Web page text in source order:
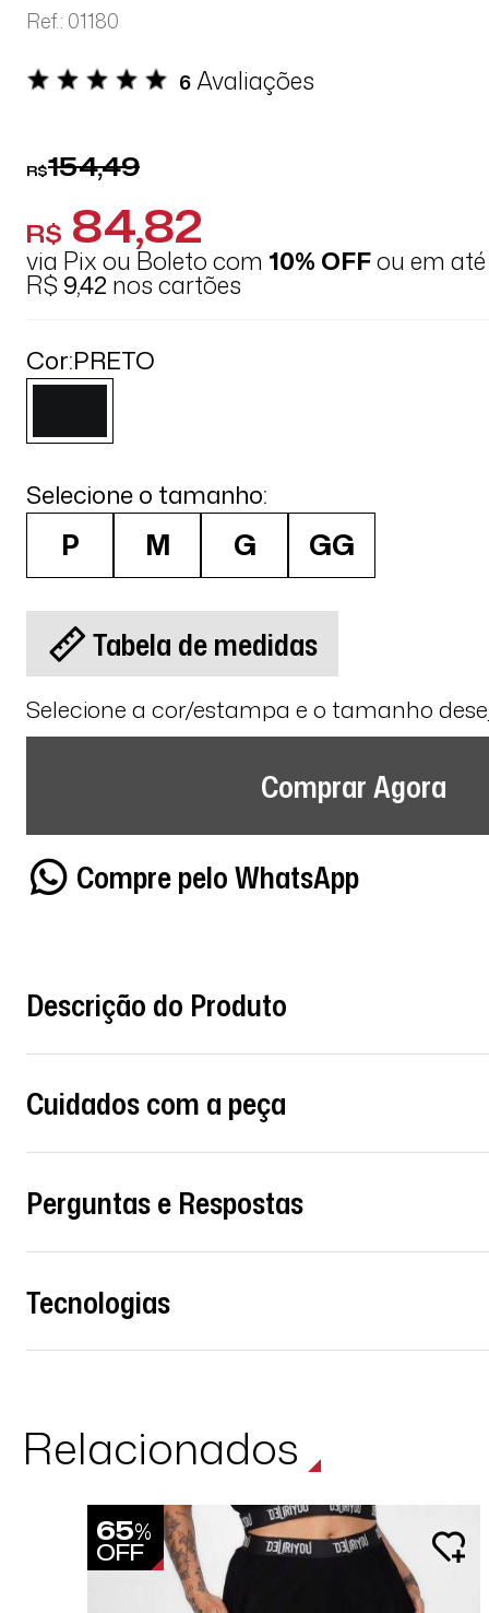
Ref.: 01180
6Avaliações
R$154,49
R$ 84,82
via Pix ou Boleto com 10% OFFou em
R$ 9,42 nos cartões
Cor:PRETO
Selecione o tamanho:
P M G GG
Tabela de medidas
Selecione a cor/estampa e o tamanho
Comprar Agora
Compre pelo WhatsApp
Descrição do Produto
Cuidados com a peça
Perguntas e Respostas
Tecnologias
Relacionados
65%
OFF